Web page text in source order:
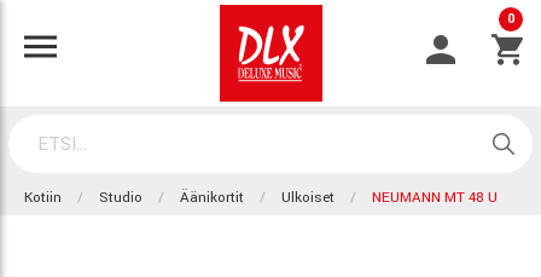
0
Kotiin Studio Äänikortit Ulkoiset NEUMANN MT 48 U